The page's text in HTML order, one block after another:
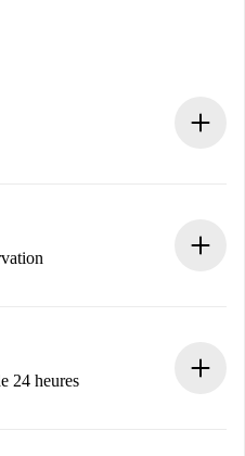
toutes les informations
tant que le propriétaire
24 heures